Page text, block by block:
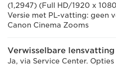
(1,2947) (Full HD/1920 x
Versie met PL-vatting: geen
Canon Cinema Zooms
Verwisselbare lensvatting
Ja, via Service Center.